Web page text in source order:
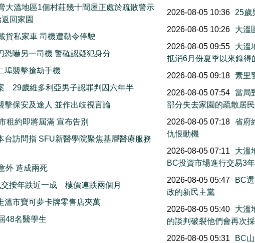
大溫地區1個村莊幾十間屋正處於疏散警示
回家園
貨私家車 司機遭勒令停駛
恐嚇另一司機 警確認疑犯身分
埠襲擊搶劫手機
29歲維多利亞男子認罪判囚六年半
擊保安及途人 並作出歧視言論
租約即將屆滿 宣布告別
台訪問指 SFU新醫學院聚焦基層醫療服務
外 造成兩死
按年跌近一成 樓價連跌兩個月
溫市寶可夢卡牌零售店夾萬
48名醫學生
2026-08-05 10:36
25歲
2026-08-05 10:26
大溫
2026-08-05 09:55
大溫
抵消6月份夏季以來錄得
2026-08-05 09:18
素里
2026-08-05 07:54
當局
部分失去家園的疏散居
2026-08-05 07:18
省府
仇恨動機
2026-08-05 07:11
大溫
BC投資市場進行交易3年
2026-08-05 05:47
BC
政的新民主黨
2026-08-05 05:40
大溫
的談判破裂他們會再次
2026-08-05 05:31
BC